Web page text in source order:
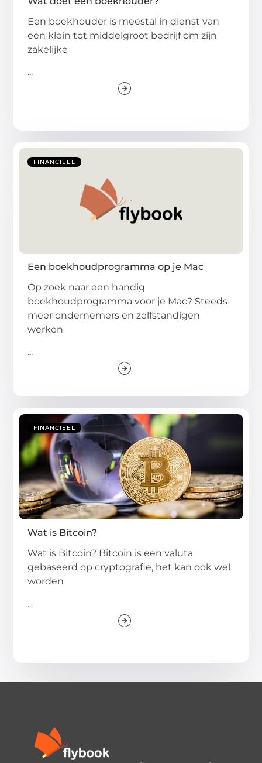
Een boekhouder is meestal in dienst van
een klein tot middelgroot bedrijf om zijn
zakelijke
...
FINANCIEEL
Een boekhoudprogramma op je Mac
Op zoek naar een handig
boekhoudprogramma voor je Mac? Steeds
meer ondernemers en zelfstandigen
werken
...
FINANCIEEL
Wat is Bitcoin?
Wat is Bitcoin? Bitcoin is een valuta
gebaseerd op cryptografie, het kan ook wel
worden
...